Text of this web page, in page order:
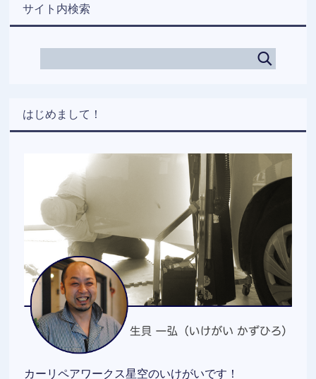
サイト内検索
はじめまして！
カーリペアワークス星空のいけがいです！